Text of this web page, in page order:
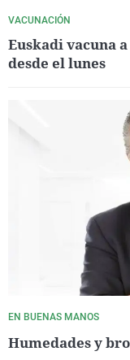
VACUNACIÓN
Euskadi vacuna
desde el lunes
EN BUENAS MANOS
Humedades y